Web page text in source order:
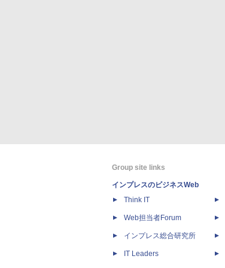
Group site links
インプレスのビジネスWeb
Think IT
Web担当者Forum
インプレス総合研究所
IT Leaders